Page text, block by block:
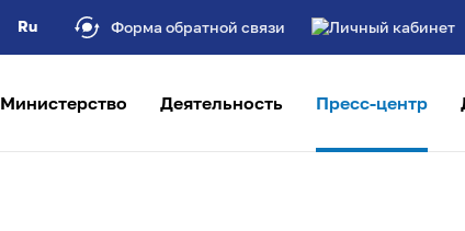
Ru Форма обратной связи
Министерство Деятельность Пресс-центр